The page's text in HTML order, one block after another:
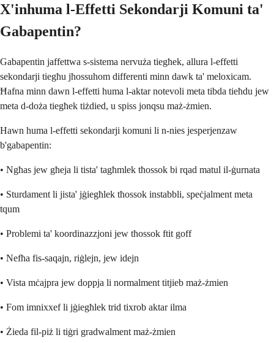
X'inhuma l-Effetti Sekondarji Komuni ta'
Gabapentin?
Gabapentin jaffettwa s-sistema nervuża tiegħek, allura l-effetti
sekondarji tiegħu jħossuhom differenti minn dawk ta' meloxicam.
Ħafna minn dawn l-effetti huma l-aktar notevoli meta tibda tieħdu jew
meta d-doża tiegħek tiżdied, u spiss jonqsu maż-żmien.
Hawn huma l-effetti sekondarji komuni li n-nies jesperjenzaw
b'gabapentin:
• Ngħas jew għeja li tista' tagħmlek tħossok bi rqad matul il-ġurnata
• Sturdament li jista' jġiegħlek tħossok instabbli, speċjalment meta
tqum
• Problemi ta' koordinazzjoni jew tħossok ftit goff
• Nefħa fis-saqajn, riġlejn, jew idejn
• Vista mċajpra jew doppja li normalment titjieb maż-żmien
• Fom imnixxef li jġiegħlek trid tixrob aktar ilma
• Żieda fil-piż li tiġri gradwalment maż-żmien